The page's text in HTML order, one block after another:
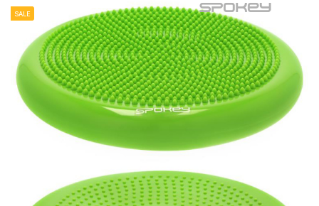
SALE